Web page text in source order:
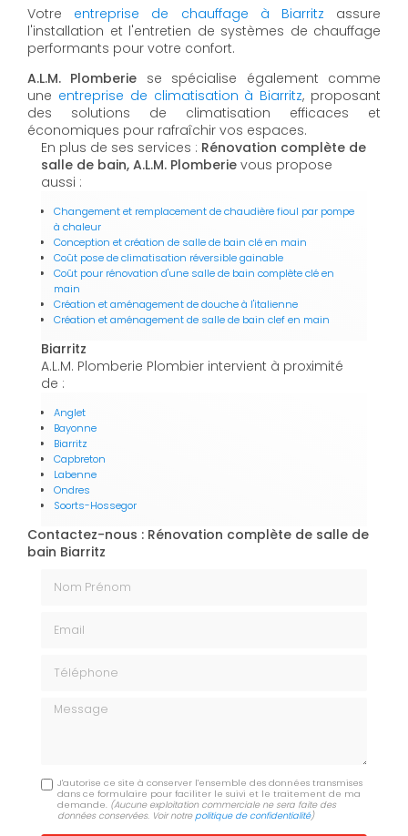
Votre entreprise de chauffage à Biarritz assure
l'installation et l'entretien de systèmes de chauffage
performants pour votre confort.
A.L.M. Plomberie se spécialise également comme
une entreprise de climatisation à Biarritz, proposant
des solutions de climatisation efficaces et
économiques pour rafraîchir vos espaces.
En plus de ses services : Rénovation complète de
salle de bain, A.L.M. Plomberie vous propose
aussi :
Changement et remplacement de chaudière fioul par pompe
à chaleur
Conception et création de salle de bain clé en main
Coût pose de climatisation réversible gainable
Coût pour rénovation d'une salle de bain complète clé en
main
Création et aménagement de douche à l'italienne
Création et aménagement de salle de bain clef en main
Biarritz
A.L.M. Plomberie Plombier intervient à proximité
de :
Anglet
Bayonne
Biarritz
Capbreton
Labenne
Ondres
Soorts-Hossegor
Contactez-nous : Rénovation complète de salle de
bain Biarritz
Message
J'autorise ce site à conserver l'ensemble des données transmises
dans ce formulaire pour faciliter le suivi et le traitement de ma
demande. (Aucune exploitation commerciale ne sera faite des
données conservées. Voir notrepolitique de confidentialité)